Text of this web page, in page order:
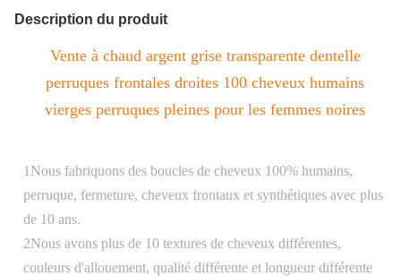
Description du produit
Vente à chaud argent grise transparente dentelle
perruques frontales droites 100 cheveux humains
vierges perruques pleines pour les femmes noires
1Nous fabriquons des boucles de cheveux 100% humains,
perruque, fermeture, cheveux frontaux et synthétiques avec plus
de 10 ans.
2Nous avons plus de 10 textures de cheveux différentes,
couleurs d'allouement, qualité différente et longueur différente